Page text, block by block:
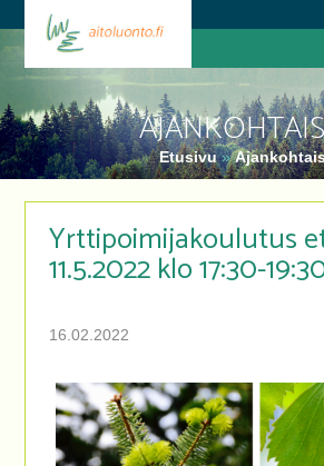
Etusivu»
Yrttipoimijakoulutus
11.5.2022 klo 17:30-
16.02.2022